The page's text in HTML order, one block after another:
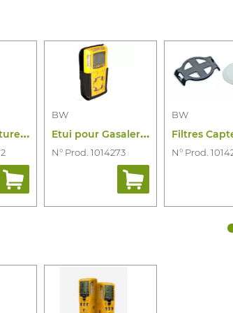
C
hargeur Voiture Microclip/Quattro/Xt
BW
E
tui pour Gasalertmicroclip Xt/Xl
N° Prod. 1014273
BW
N° Prod.